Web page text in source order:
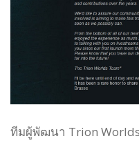
ทีมผู้พัฒนา Trion Worlds